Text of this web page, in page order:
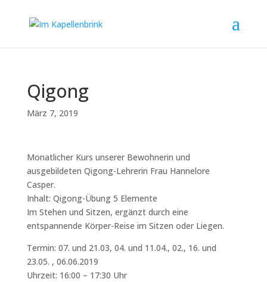
Qigong
März 7, 2019
Monatlicher Kurs unserer Bewohnerin und
ausgebildeten Qigong-Lehrerin Frau Hannelore
Casper.
Inhalt: Qigong-Übung 5 Elemente
Im Stehen und Sitzen, ergänzt durch eine
entspannende Körper-Reise im Sitzen oder Liegen.
Termin: 07. und 21.03, 04. und 11.04., 02., 16. und
23.05. , 06.06.2019
Uhrzeit: 16:00 – 17:30 Uhr